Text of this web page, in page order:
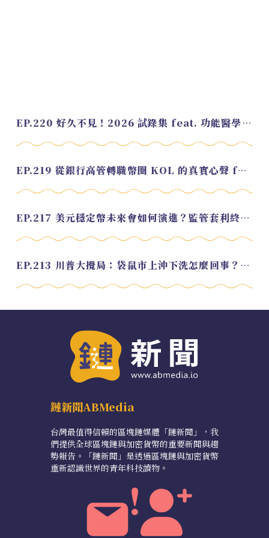
EP.220 好久不見！2026 試錄集 feat. 功能醫學營養師 美寶
EP.219 從銀行高管轉職幣圈 KOL 的真實心聲 feat.龜大
EP.217 美元穩定幣未來會如何演進？監管套利終將收斂？feat. 研究員 余哲安
EP.213 川普大攪局：袋鼠市上沖下洗怎麼回事？feat. Alvin
鏈新聞ABMedia
台灣最值得信賴的區塊鏈媒體「鏈新聞」，我
們提供全球區塊鏈與加密貨幣的重要新聞與趨
勢報告。「鏈新聞」是透過區塊鏈與加密貨幣
重新認識世界的青年科技讀物。